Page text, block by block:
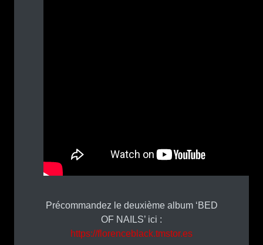
Précommandez le deuxième album ‘BED
OF NAILS’ ici :
https://florenceblack.tmstor.es